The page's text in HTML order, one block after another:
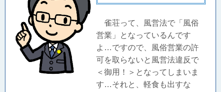
雀荘って、風営法で「風俗
営業」となっているんです
よ…ですので、風俗営業の許
可を取らないと風営法違反で
＜御用！＞となってしまいま
す…それと、軽食も出すな